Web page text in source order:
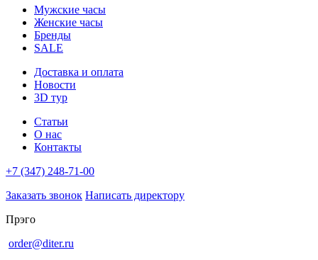
Мужские часы
Женские часы
Бренды
SALE
Доставка и оплата
Новости
3D тур
Статьи
О нас
Контакты
+7 (347) 248-71-00
Заказать звонок Написать директору
Прэго
order@diter.ru